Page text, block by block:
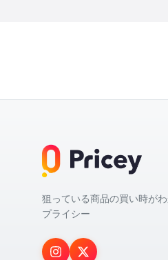
狙っている商品の買い時が
プライシー